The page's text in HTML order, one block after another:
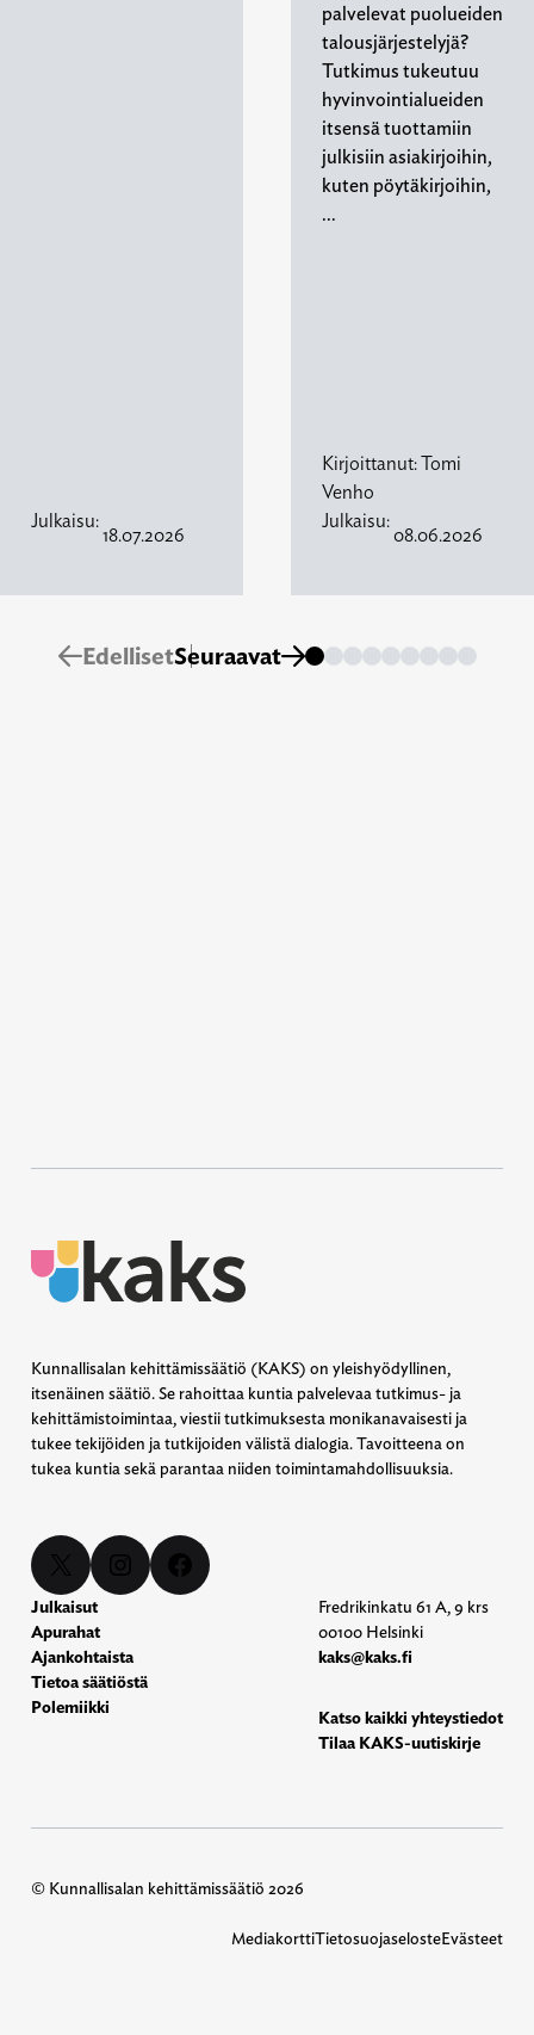
Julkaisu:
18.07.2026
palvelevat puolueiden
talousjärjestelyjä?
Tutkimus tukeutuu
hyvinvointialueiden
itsensä tuottamiin
julkisiin asiakirjoihin,
kuten pöytäkirjoihin,
…
Kirjoittanut:Tomi
Venho
Julkaisu:
08.06.2026
EdellisetSeuraavat
Kunnallisalan kehittämissäätiö (KAKS) on yleishyödyllinen,
itsenäinen säätiö. Se rahoittaa kuntia palvelevaa tutkimus- ja
kehittämistoimintaa, viestii tutkimuksesta monikanavaisesti ja
tukee tekijöiden ja tutkijoiden välistä dialogia. Tavoitteena on
tukea kuntia sekä parantaa niiden toimintamahdollisuuksia.
X Instagram Facebook
Julkaisut
Apurahat
Ajankohtaista
Tietoa säätiöstä
Polemiikki
Fredrikinkatu 61 A, 9 krs
00100 Helsinki
kaks@kaks.fi
Katso kaikki yhteystiedot
Tilaa KAKS-uutiskirje
© Kunnallisalan kehittämissäätiö 2026
MediakorttiTietosuojaselosteEvästeet